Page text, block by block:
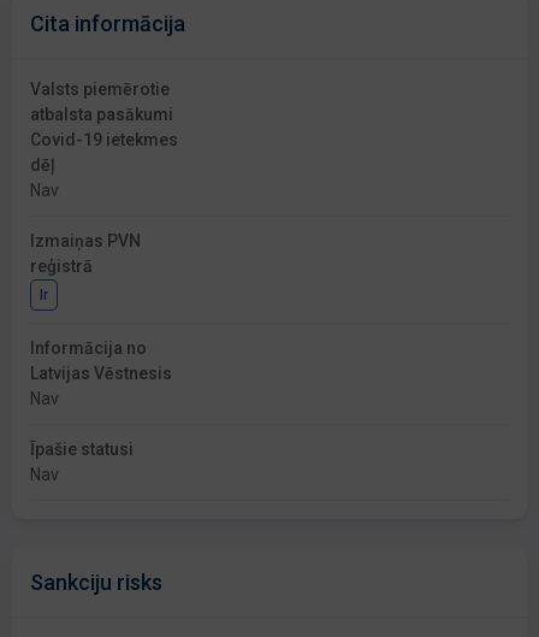
Cita informācija
Valsts piemērotie
atbalsta pasākumi
Covid-19 ietekmes
dēļ
Nav
Izmaiņas PVN
reģistrā
Ir
Informācija no
Latvijas Vēstnesis
Nav
Īpašie statusi
Nav
Sankciju risks